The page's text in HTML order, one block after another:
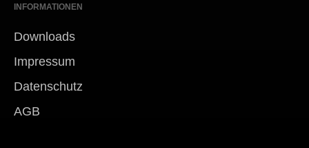
INFORMATIONEN
Downloads
Impressum
Datenschutz
AGB